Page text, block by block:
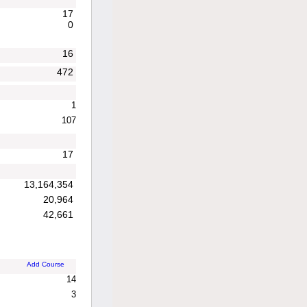
17
0
16
472
1
107
17
13,164,354
20,964
42,661
Add Course
14
3